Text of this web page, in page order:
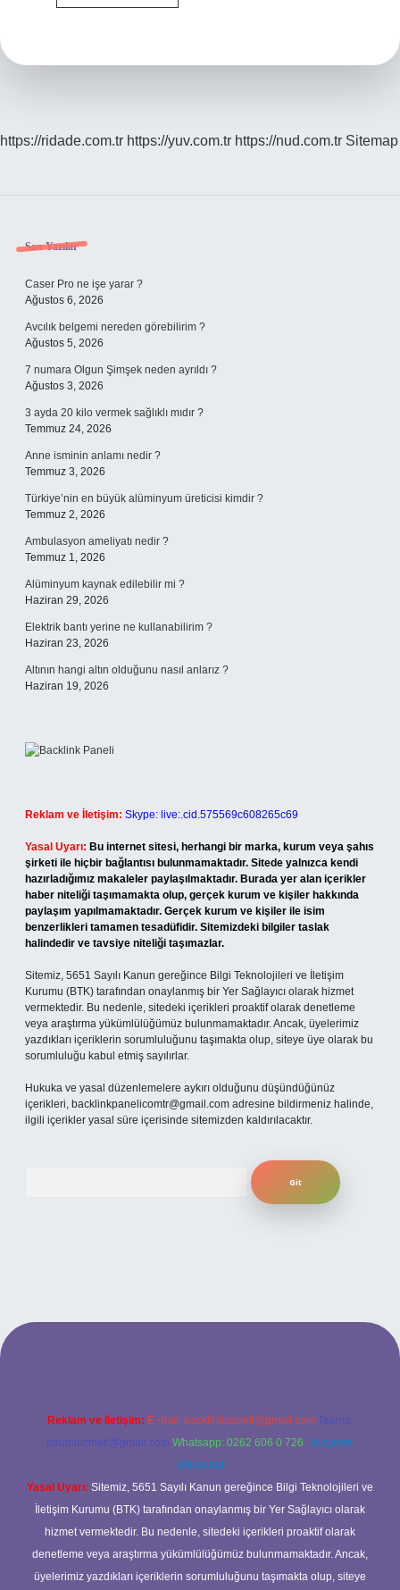
Üçgen
https://ridade.com.tr https://yuv.com.tr https://nud.com.tr Sitemap
Sidebar
Son Yazılar
Caser Pro ne işe yarar ?
Ağustos 6, 2026
Avcılık belgemi nereden görebilirim ?
Ağustos 5, 2026
7 numara Olgun Şimşek neden ayrıldı ?
Ağustos 3, 2026
3 ayda 20 kilo vermek sağlıklı mıdır ?
Temmuz 24, 2026
Anne isminin anlamı nedir ?
Temmuz 3, 2026
Türkiye’nin en büyük alüminyum üreticisi kimdir ?
Temmuz 2, 2026
Ambulasyon ameliyatı nedir ?
Temmuz 1, 2026
Alüminyum kaynak edilebilir mi ?
Haziran 29, 2026
Elektrik bantı yerine ne kullanabilirim ?
Haziran 23, 2026
Altının hangi altın olduğunu nasıl anlarız ?
Haziran 19, 2026
Reklam ve İletişim: Skype: live:.cid.575569c608265c69
Yasal Uyarı: Bu internet sitesi, herhangi bir marka, kurum veya şahıs
şirketi ile hiçbir bağlantısı bulunmamaktadır. Sitede yalnızca kendi
hazırladığımız makaleler paylaşılmaktadır. Burada yer alan içerikler
haber niteliği taşımamakta olup, gerçek kurum ve kişiler hakkında
paylaşım yapılmamaktadır. Gerçek kurum ve kişiler ile isim
benzerlikleri tamamen tesadüfidir. Sitemizdeki bilgiler taslak
halindedir ve tavsiye niteliği taşımazlar.
Sitemiz, 5651 Sayılı Kanun gereğince Bilgi Teknolojileri ve İletişim
Kurumu (BTK) tarafından onaylanmış bir Yer Sağlayıcı olarak hizmet
vermektedir. Bu nedenle, sitedeki içerikleri proaktif olarak denetleme
veya araştırma yükümlülüğümüz bulunmamaktadır. Ancak, üyelerimiz
yazdıkları içeriklerin sorumluluğunu taşımakta olup, siteye üye olarak bu
sorumluluğu kabul etmiş sayılırlar.
Hukuka ve yasal düzenlemelere aykırı olduğunu düşündüğünüz
içerikleri, backlinkpanelicomtr@gmail.com adresine bildirmeniz halinde,
ilgili içerikler yasal süre içerisinde sitemizden kaldırılacaktır.
Reklam ve İletişim: E-mail: backlinkpaneli@gmail.com Teams:
forumhizmeti@gmail.com Whatsapp: 0262 606 0 726 Telegram:
@karabul
Yasal Uyarı: Sitemiz, 5651 Sayılı Kanun gereğince Bilgi Teknolojileri ve
İletişim Kurumu (BTK) tarafından onaylanmış bir Yer Sağlayıcı olarak
hizmet vermektedir. Bu nedenle, sitedeki içerikleri proaktif olarak
denetleme veya araştırma yükümlülüğümüz bulunmamaktadır. Ancak,
üyelerimiz yazdıkları içeriklerin sorumluluğunu taşımakta olup, siteye